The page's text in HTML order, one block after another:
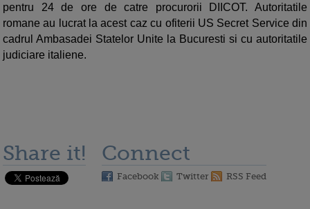
pentru 24 de ore de catre procurorii DIICOT. Autoritatile
romane au lucrat laacest caz cu ofiterii US Secret Service din
cadrul Ambasadei Statelor Unite la Bucuresti si cu autoritatile
judiciare italiene.
Share it! Connect
Facebook Twitter RSS Feed